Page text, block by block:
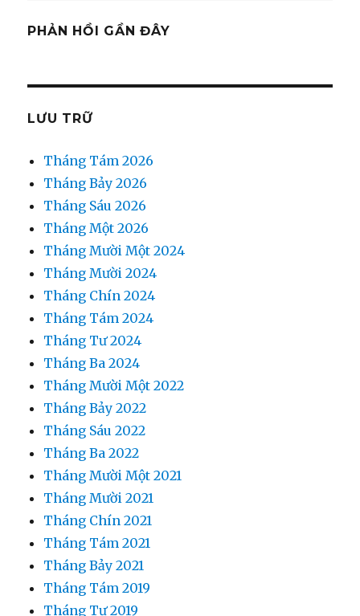
PHẢN HỒI GẦN ĐÂY
LƯU TRỮ
Tháng Tám 2026
Tháng Bảy 2026
Tháng Sáu 2026
Tháng Một 2026
Tháng Mười Một 2024
Tháng Mười 2024
Tháng Chín 2024
Tháng Tám 2024
Tháng Tư 2024
Tháng Ba 2024
Tháng Mười Một 2022
Tháng Bảy 2022
Tháng Sáu 2022
Tháng Ba 2022
Tháng Mười Một 2021
Tháng Mười 2021
Tháng Chín 2021
Tháng Tám 2021
Tháng Bảy 2021
Tháng Tám 2019
Tháng Tư 2019